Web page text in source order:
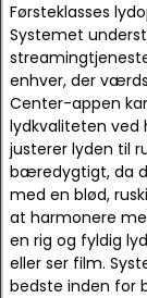
Førsteklasses
Systemet
enhver, der
Center-appen
lydkvaliteten
justerer lyden til
bæredygtigt, da
med en blød,
at harmonere
en rig og fyldig
eller ser film.
bedste inden for